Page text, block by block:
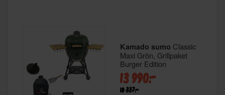
Kamado sumo Classic
Maxi Grön, Grillpaket
Burger Edition
13 990:-
18 337:-